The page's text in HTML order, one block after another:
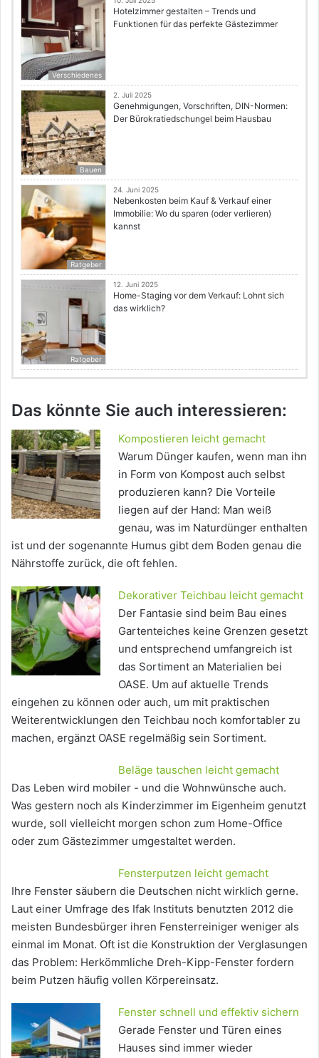
Verschiedenes
Hotelzimmer gestalten – Trends und
Funktionen für das perfekte Gästezimmer
Bauen
2. Juli 2025
Genehmigungen, Vorschriften, DIN-Normen:
Der Bürokratiedschungel beim Hausbau
Ratgeber
24. Juni 2025
Nebenkosten beim Kauf & Verkauf einer
Immobilie: Wo du sparen (oder verlieren)
kannst
Ratgeber
12. Juni 2025
Home-Staging vor dem Verkauf: Lohnt sich
das wirklich?
Das könnte Sie auch interessieren:
Kompostieren leicht gemacht
Warum Dünger kaufen, wenn man ihn
in Form von Kompost auch selbst
produzieren kann? Die Vorteile
liegen auf der Hand: Man weiß
genau, was im Naturdünger enthalten
ist und der sogenannte Humus gibt dem Boden genau die
Nährstoffe zurück, die oft fehlen.
Dekorativer Teichbau leicht gemacht
Der Fantasie sind beim Bau eines
Gartenteiches keine Grenzen gesetzt
und entsprechend umfangreich ist
das Sortiment an Materialien bei
OASE. Um auf aktuelle Trends
eingehen zu können oder auch, um mit praktischen
Weiterentwicklungen den Teichbau noch komfortabler zu
machen, ergänzt OASE regelmäßig sein Sortiment.
Beläge tauschen leicht gemacht
Das Leben wird mobiler - und die Wohnwünsche auch.
Was gestern noch als Kinderzimmer im Eigenheim genutzt
wurde, soll vielleicht morgen schon zum Home-Office
oder zum Gästezimmer umgestaltet werden.
Fensterputzen leicht gemacht
Ihre Fenster säubern die Deutschen nicht wirklich gerne.
Laut einer Umfrage des Ifak Instituts benutzten 2012 die
meisten Bundesbürger ihren Fensterreiniger weniger als
einmal im Monat. Oft ist die Konstruktion der Verglasungen
das Problem: Herkömmliche Dreh-Kipp-Fenster fordern
beim Putzen häufig vollen Körpereinsatz.
Fenster schnell und effektiv sichern
Gerade Fenster und Türen eines
Hauses sind immer wieder